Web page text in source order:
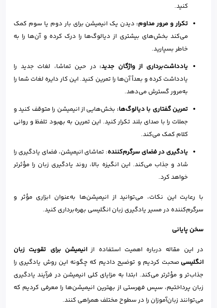
کنید.
تکرار و مرور مداوم: دیدن یک انیمیشن برای بار دوم یا سوم کمک
می‌کند بخش‌های بیشتری از دیالوگ‌ها را درک کرده و آن‌ها را به
خاطر بسپارید.
یادداشت‌برداری از واژگان جدید: در حین تماشا، لغات جدید را
یادداشت کرده و بعداً آن‌ها را تمرین کنید. این کار دایره لغات شما را
به‌مرور گسترش می‌دهد.
تمرین گفتاری با دیالوگ‌ها: بخش‌هایی از انیمیشن را متوقف کنید و
جملات را با صدای بلند تکرار کنید. این تمرین به بهبود تلفظ و روانی
کلام کمک می‌کند.
یادگیری در فضای سرگرم‌کننده: تماشای انیمیشن، فضای یادگیری را
شاد و جذاب می‌کند. این انگیزه بالا، روند یادگیری زبان را مؤثرتر
خواهد کرد.
با رعایت این نکات، می‌توانید از انیمیشن‌ها به‌عنوان ابزاری مؤثر و
سرگرم‌کننده در مسیر یادگیری زبان انگلیسی بهره‌برداری کنید.
سخن پایانی
در این مقاله درباره اهمیت استفاده ازانیمیشن برای تقویت زبان
انگلیسیصحبت کردیم و توضیح دادیم که چگونه این روش یادگیری را
جذاب‌تر و مؤثرتر می‌کند. ابتدا به مزایای کلی انیمیشن در فرآیند یادگیری
زبان پرداختیم، سپس فهرستی از بهترین انیمیشن‌ها را معرفی کردیم که
می‌توانند زبان‌آموزان را در سطوح مختلف همراهی کنند.